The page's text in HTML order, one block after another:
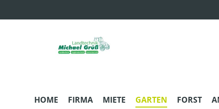
HOME FIRMA MIETE GARTEN FORST